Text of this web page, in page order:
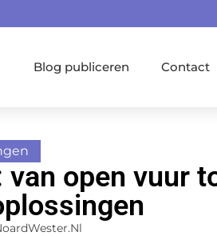
Blog publiceren Contact
open vuur